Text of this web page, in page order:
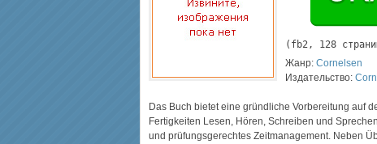
( fb2, 128
Жанр: Cornelsen
Издательство:
Das Buch bietet eine gründliche Vorbereitung auf
Fertigkeiten Lesen, Hören, Schreiben und
und prüfungsgerechtes Zeitmanagement. Neben